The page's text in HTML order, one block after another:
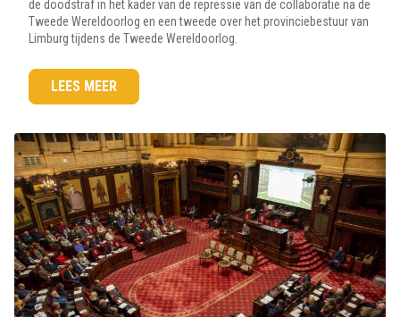
de doodstraf in het kader van de repressie van de collaboratie na de
Tweede Wereldoorlog en een tweede over het provinciebestuur van
Limburg tijdens de Tweede Wereldoorlog.
LEES MEER